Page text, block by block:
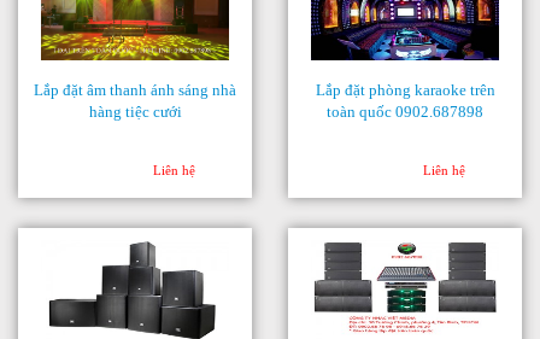
Lắp đặt âm thanh ánh sáng nhà
hàng tiệc cưới
Liên hệ
Lắp đặt phòng karaoke trên
toàn quốc 0902.687898
Liên hệ